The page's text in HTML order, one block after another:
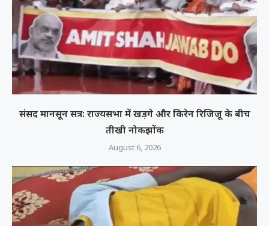
संसद मानसून सत्र: राज्यसभा में खड़गे और किरेन रिजिजू के बीच
तीखी नोकझोंक
August 6, 2026